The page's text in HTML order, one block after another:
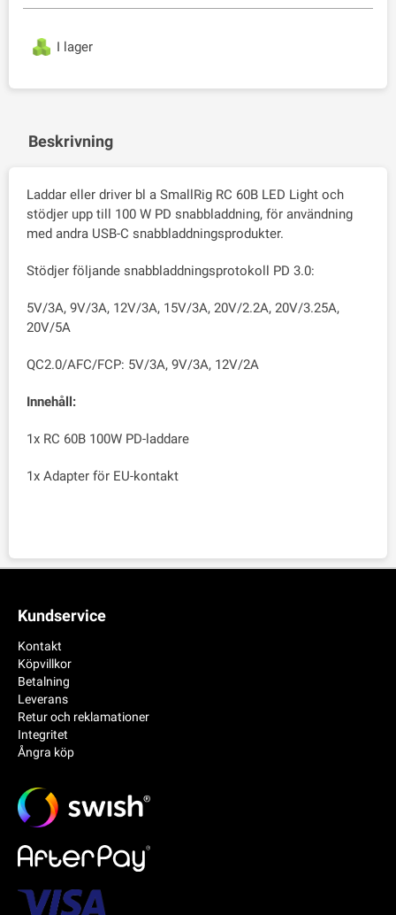
I lager
Beskrivning
Laddar eller driver bl a SmallRig RC 60B LED Light och
stödjer upp till 100 W PD snabbladdning, för användning
med andra USB-C snabbladdningsprodukter.
Stödjer följande snabbladdningsprotokoll PD 3.0:
5V/3A, 9V/3A, 12V/3A, 15V/3A, 20V/2.2A, 20V/3.25A,
20V/5A
QC2.0/AFC/FCP: 5V/3A, 9V/3A, 12V/2A
Innehåll:
1x RC 60B 100W PD-laddare
1x Adapter för EU-kontakt
Kundservice
Kontakt
Köpvillkor
Betalning
Leverans
Retur och reklamationer
Integritet
Ångra köp